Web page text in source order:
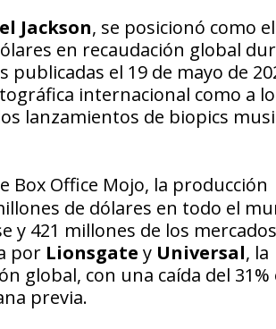
Jackson, se posicionó como el
en recaudación global
el 19 de mayo de
internacional como a
lanzamientos de biopics
Box Office Mojo, la producción
de dólares en todo el
y 421 millones de los mercados
por Lionsgate y Universal, la
global, con una caída del 31%
previa.